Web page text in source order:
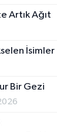
Artık Ağıt
İsimler
Bir Gezi